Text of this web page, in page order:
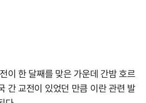
이 한 달째를 맞은 가운데 간밤 호르
간 교전이 있었던 만큼 이란 관련 발